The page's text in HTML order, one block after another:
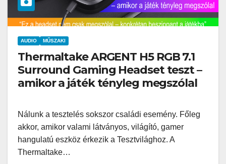
AUDIO MŰSZAKI
Thermaltake ARGENT H5 RGB 7.1
Surround Gaming Headset teszt –
amikor a játék tényleg megszólal
Nálunk a tesztelés sokszor családi esemény. Főleg
akkor, amikor valami látványos, világító, gamer
hangulatú eszköz érkezik a Tesztvilághoz. A
Thermaltake…